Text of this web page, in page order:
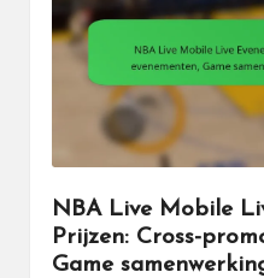
NBA Live Mobile
Prijzen: Cross-
Game